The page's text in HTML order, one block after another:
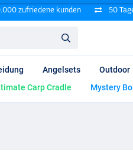
zufriedene kunden 50
Angelsets Outdoor
Carp Cradle Mystery